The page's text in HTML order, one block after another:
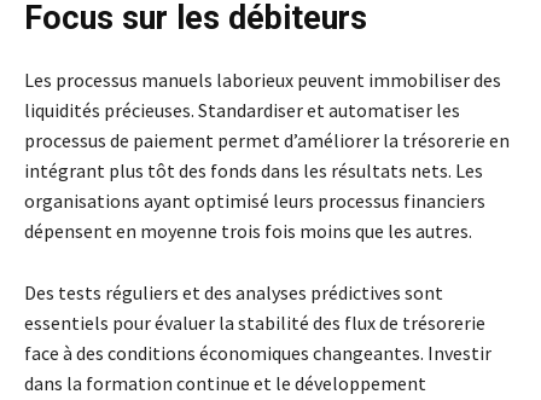
Focus sur les débiteurs
Les processus manuels laborieux peuvent immobiliser des
liquidités précieuses. Standardiser et automatiser les
processus de paiement permet d’améliorer la trésorerie en
intégrant plus tôt des fonds dans les résultats nets. Les
organisations ayant optimisé leurs processus financiers
dépensent en moyenne trois fois moins que les autres.
Des tests réguliers et des analyses prédictives sont
essentiels pour évaluer la stabilité des flux de trésorerie
face à des conditions économiques changeantes. Investir
dans la formation continue et le développement